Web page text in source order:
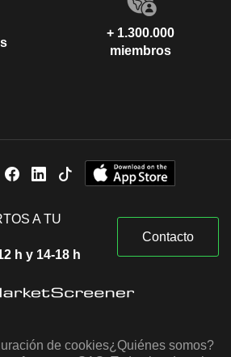
+ 1.300.000
miembros
A TU
h y 14-18 h
Contacto
de cookies¿Quiénes somos?